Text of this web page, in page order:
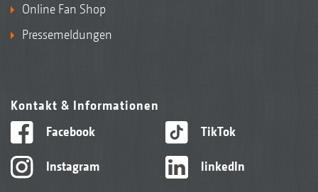
Online Fan Shop
Pressemeldungen
Kontakt & Informationen
Facebook
Instagram
TikTok
linkedIn